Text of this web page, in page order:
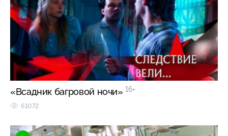
«Всадник багровой ночи» 16+
61072